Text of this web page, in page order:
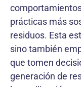
prácticas más
residuos. Esta
sino también
que tomen
generación de